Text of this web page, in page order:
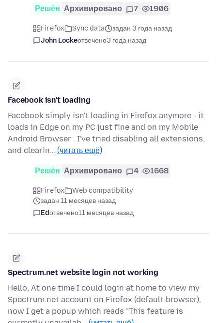
Решён Архивировано 7 1906
Firefox Sync data
задан 3 года назад
John Lockeотвечено3 года назад
Facebook isn't loading
Facebook simply isn't loading in Firefox anymore - it
loads in Edge on my PC just fine and on my Mobile
Android Browser . I've tried disabling all extensions,
and clearin… (читать ещё)
Решён Архивировано 4 1668
Firefox
Web compatibility
задан 11 месяцев назад
Edотвечено11 месяцев назад
Spectrum.net website login not working
Hello, At one time I could login at home to view my
Spectrum.net account on Firefox (default browser),
now I get a popup which reads "This feature is